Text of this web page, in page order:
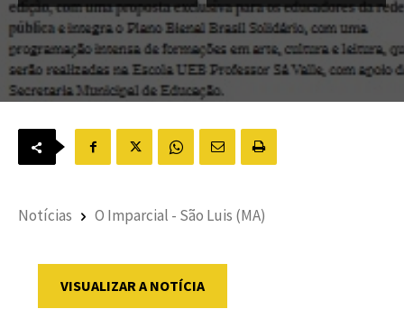
Notícias O Imparcial - São Luis (MA)
VISUALIZAR A NOTÍCIA